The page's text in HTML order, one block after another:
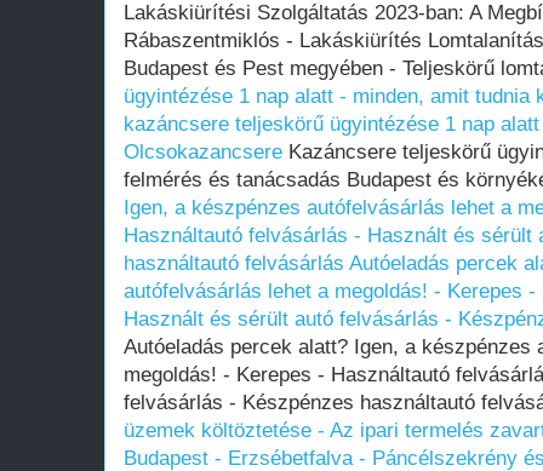
Lakáskiürítési Szolgáltatás 2023-ban: A
Rábaszentmiklós - Lakáskiürítés
Budapest és Pest megyében‎ - Teljeskörű
ügyintézése 1 nap alatt - minden, amit tudnia
kazáncsere teljeskörű ügyintézése 1 nap
Olcsokazancsere Kazáncsere teljeskörű
felmérés és tanácsadás Budapest és
Igen, a készpénzes autófelvásárlás lehet a
Használtautó felvásárlás - Használt és sérült
használtautó felvásárlás Autóeladás percek
autófelvásárlás lehet a megoldás! - Kerepes
Használt és sérült autó felvásárlás -
Autóeladás percek alatt? Igen, a készpénzes
megoldás! - Kerepes - Használtautó
felvásárlás - Készpénzes használtautó
üzemek költöztetése - Az ipari termelés
Budapest - Erzsébetfalva - Páncélszekrény